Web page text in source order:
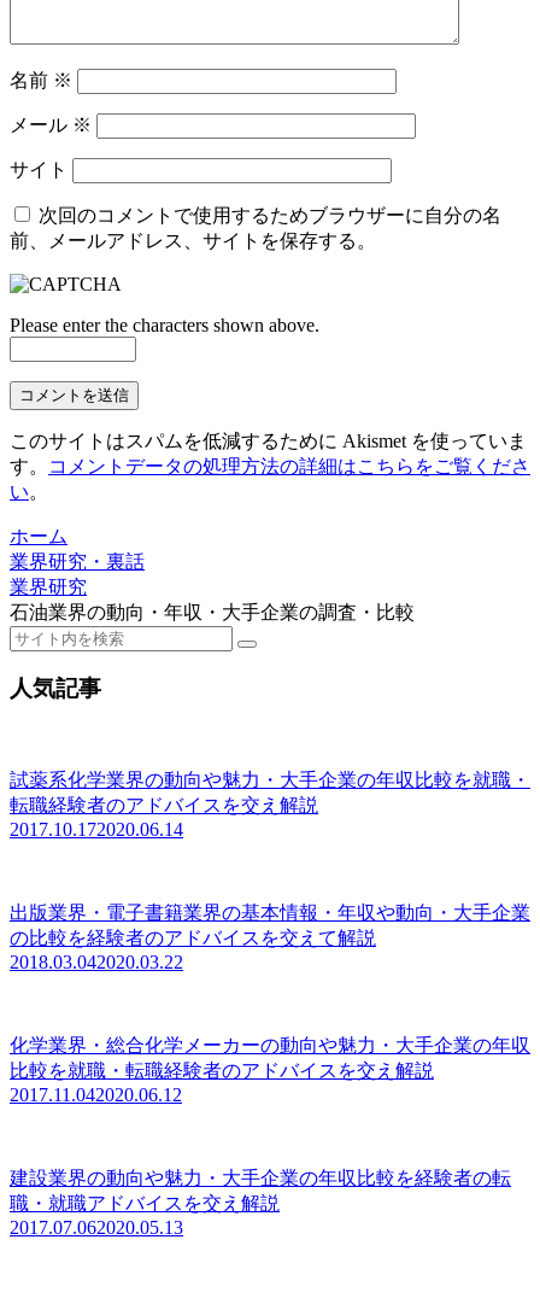
名前 ※
メール ※
サイト
次回のコメントで使用するためブラウザーに自分の名
前、メールアドレス、サイトを保存する。
Please enter the characters shown above.
このサイトはスパムを低減するために Akismet を使っていま
す。
コメントデータの処理方法の詳細はこちらをご覧くださ
い。
ホーム
業界研究・裏話
業界研究
石油業界の動向・年収・大手企業の調査・比較
人気記事
試薬系化学業界の動向や魅力・大手企業の年収比較を就職・
転職経験者のアドバイスを交え解説
2017.10.172020.06.14
出版業界・電子書籍業界の基本情報・年収や動向・大手企業
の比較を経験者のアドバイスを交えて解説
2018.03.042020.03.22
化学業界・総合化学メーカーの動向や魅力・大手企業の年収
比較を就職・転職経験者のアドバイスを交え解説
2017.11.042020.06.12
建設業界の動向や魅力・大手企業の年収比較を経験者の転
職・就職アドバイスを交え解説
2017.07.062020.05.13